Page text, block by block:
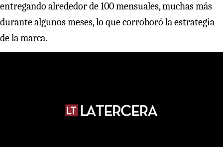
entregando alrededor de 100 mensuales, muchas más
durante algunos meses, lo que corroboró la estrategia
de la marca.